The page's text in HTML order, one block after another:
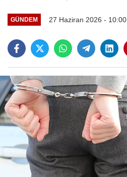
GÜNDEM 27 Haziran 2026 - 10:00